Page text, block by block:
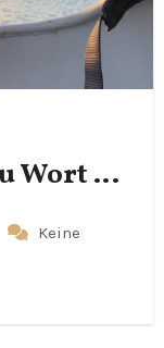
Wort …
Keine